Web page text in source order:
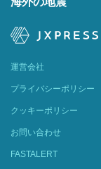
運営会社
プライバシーポリシー
クッキーポリシー
お問い合わせ
FASTALERT